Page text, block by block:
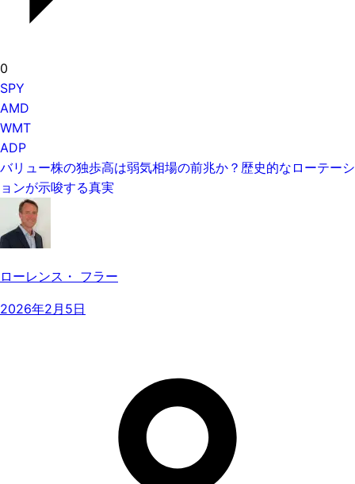
0
SPY
AMD
WMT
ADP
バリュー株の独歩高は弱気相場の前兆か？歴史的なローテーシ
ョンが示唆する真実
ローレンス・ フラー
2026年2月5日